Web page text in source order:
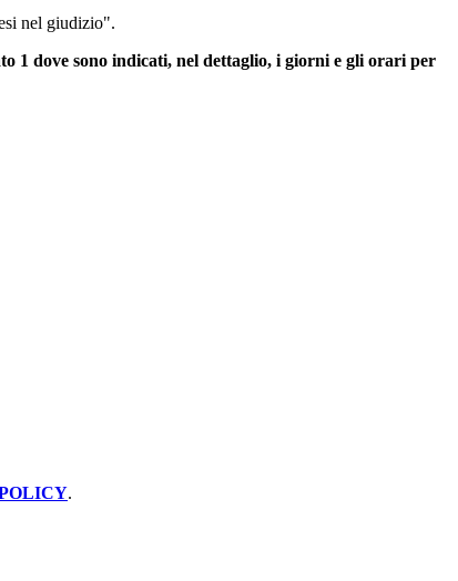
nel giudizio".
1 dove sono indicati, nel dettaglio, i giorni e gli orari per
.